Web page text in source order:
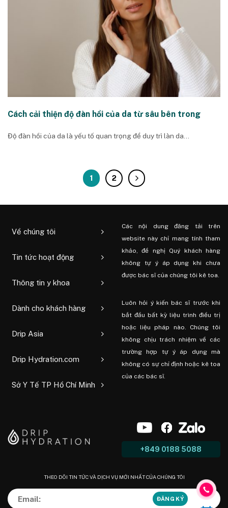
Cách cải thiện độ đàn hồi của da từ sâu bên trong
Độ đàn hồi của da là yếu tố quan trọng để duy trì làn da...
1 2
Về chúng tôi
Tin tức hoạt động
Thông tin y khoa
Dành cho khách hàng
Drip Asia
Drip Hydration.com
Sở Y Tế TP Hồ Chí Minh
Các nội dung đăng tải trên
website này chỉ mang tính tham
khảo, đề nghị Quý khách hàng
không tự ý áp dụng khi chưa
được bác sĩ của chúng tôi kê toa.
Luôn hỏi ý kiến ​​bác sĩ trước khi
bắt đầu bất kỳ liệu trình điều trị
hoặc liệu pháp nào. Chúng tôi
không chịu trách nhiệm về các
trường hợp tự ý áp dụng mà
không có sự chỉ định hoặc kê toa
của các bác sĩ.
+849 0188 5088
THEO DÕI TIN TỨC VÀ DỊCH VỤ MỚI NHẤT CỦA CHÚNG TÔI